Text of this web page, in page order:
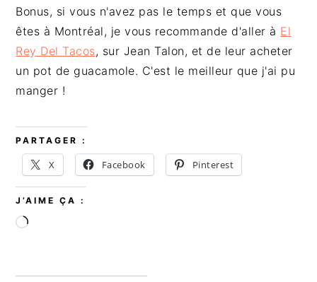
Bonus, si vous n'avez pas le temps et que vous
êtes à Montréal, je vous recommande d'aller à El
Rey Del Tacos, sur Jean Talon, et de leur acheter
un pot de guacamole. C'est le meilleur que j'ai pu
manger !
PARTAGER :
X Facebook Pinterest
J’AIME ÇA :
Chargement…